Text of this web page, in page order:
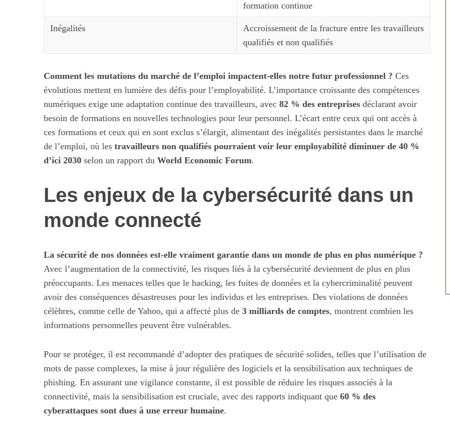
formation continue
Inégalités
Accroissement de la fracture entre les travailleurs
qualifiés et non qualifiés
Comment les mutations du marché de l’emploi impactent-elles notre futur professionnel ? Ces
évolutions mettent en lumière des défis pour l’employabilité. L’importance croissante des compétences
numériques exige une adaptation continue des travailleurs, avec 82 % des entreprises déclarant avoir
besoin de formations en nouvelles technologies pour leur personnel. L’écart entre ceux qui ont accès à
ces formations et ceux qui en sont exclus s’élargit, alimentant des inégalités persistantes dans le marché
de l’emploi, où les travailleurs non qualifiés pourraient voir leur employabilité diminuer de 40 %
d’ici 2030 selon un rapport du World Economic Forum.
Les enjeux de la cybersécurité dans un
monde connecté
La sécurité de nos données est-elle vraiment garantie dans un monde de plus en plus numérique ?
Avec l’augmentation de la connectivité, les risques liés à la cybersécurité deviennent de plus en plus
préoccupants. Les menaces telles que le hacking, les fuites de données et la cybercriminalité peuvent
avoir des conséquences désastreuses pour les individus et les entreprises. Des violations de données
célèbres, comme celle de Yahoo, qui a affecté plus de 3 milliards de comptes, montrent combien les
informations personnelles peuvent être vulnérables.
Pour se protéger, il est recommandé d’adopter des pratiques de sécurité solides, telles que l’utilisation de
mots de passe complexes, la mise à jour régulière des logiciels et la sensibilisation aux techniques de
phishing. En assurant une vigilance constante, il est possible de réduire les risques associés à la
connectivité, mais la sensibilisation est cruciale, avec des rapports indiquant que 60 % des
cyberattaques sont dues à une erreur humaine.